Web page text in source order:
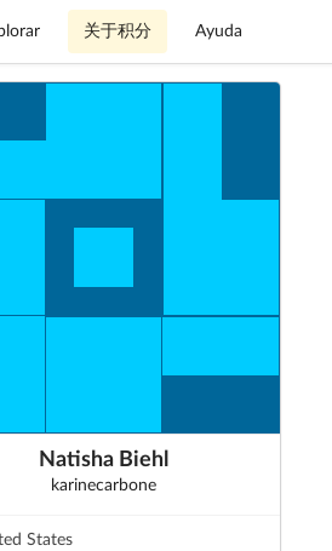
关于积分 Ayuda
Natisha Biehl
karinecarbone
States